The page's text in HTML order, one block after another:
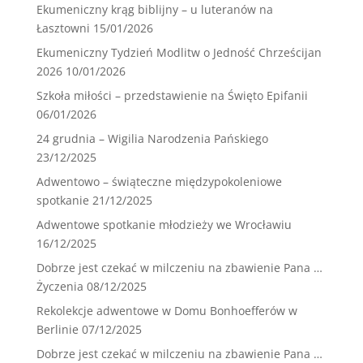
Ekumeniczny krąg biblijny – u luteranów na
Łasztowni 15/01/2026
Ekumeniczny Tydzień Modlitw o Jedność Chrześcijan
2026 10/01/2026
Szkoła miłości – przedstawienie na Święto Epifanii
06/01/2026
24 grudnia – Wigilia Narodzenia Pańskiego
23/12/2025
Adwentowo – świąteczne międzypokoleniowe
spotkanie 21/12/2025
Adwentowe spotkanie młodzieży we Wrocławiu
16/12/2025
Dobrze jest czekać w milczeniu na zbawienie Pana …
Życzenia 08/12/2025
Rekolekcje adwentowe w Domu Bonhoefferów w
Berlinie 07/12/2025
Dobrze jest czekać w milczeniu na zbawienie Pana …